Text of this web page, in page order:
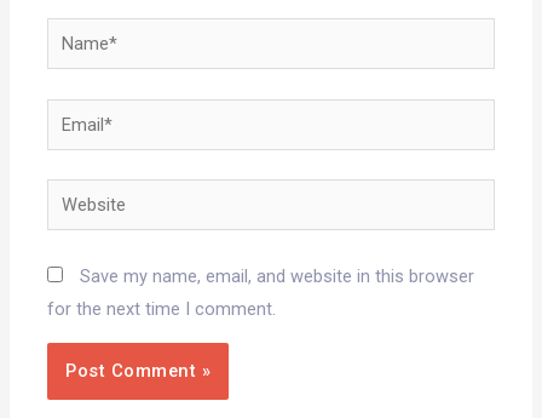
Name*
Email*
Website
Save my name, email, and website in this browser
for the next time I comment.